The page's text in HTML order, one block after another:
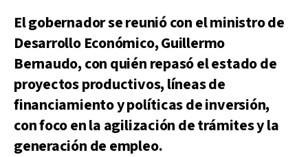
El gobernador se reunió con el ministro de
Desarrollo Económico, Guillermo
Bernaudo, con quién repasó el estado de
proyectos productivos, líneas de
financiamiento y políticas de inversión,
con foco en la agilización de trámites y la
generación de empleo.